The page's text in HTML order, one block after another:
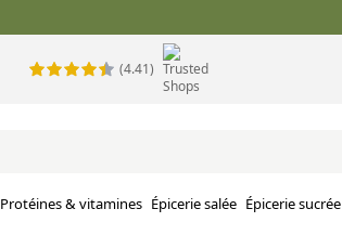
(4.41)
Protéines & vitamines Épicerie salée Épicerie sucrée